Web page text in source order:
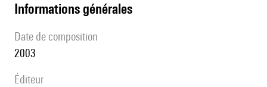
informations générales
date de composition
2003
éditeur